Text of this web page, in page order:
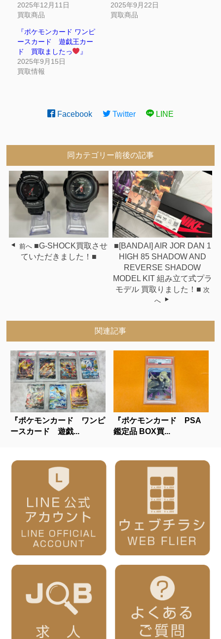
2025年12月11日
買取商品
2025年9月22日
買取商品
『ポケモンカード ワンピ
ースカード 遊戯王カー
ド 買取ましたっ
』
2025年9月15日
買取情報
Facebook Twitter LINE
同カテゴリー前後の記事
前へ ■G-SHOCK買取させ
ていただきました！■
■[BANDAI] AIR JOR DAN 1
HIGH 85 SHADOW AND
REVERSE SHADOW
MODEL KIT 組み立て式プラ
モデル 買取りました！■ 次
へ
関連記事
『ポケモンカード ワンピ
ースカード 遊戯...
『ポケモンカード PSA
鑑定品 BOX買...